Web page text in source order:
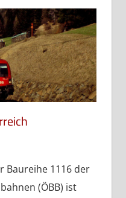
Baureihe 1116 der
(ÖBB) ist